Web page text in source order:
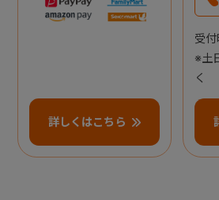
詳しくはこちら
受
※土
く